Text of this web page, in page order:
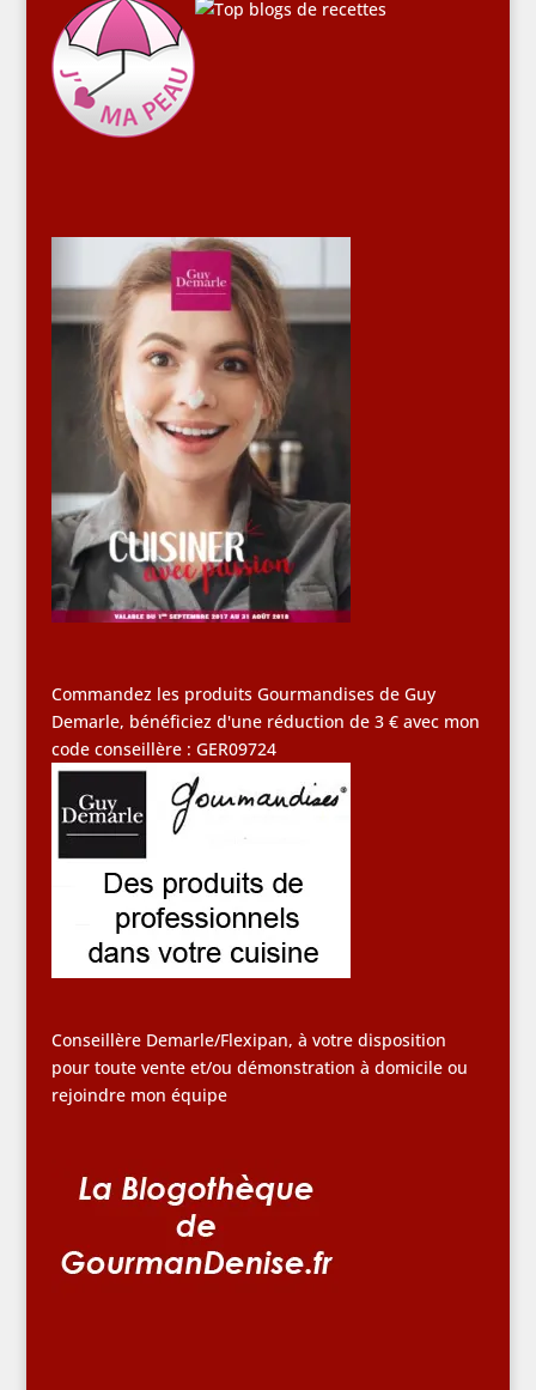
Commandez les produits Gourmandises de Guy
Demarle, bénéficiez d'une réduction de 3 € avec mon
code conseillère : GER09724
Conseillère Demarle/Flexipan, à votre disposition
pour toute vente et/ou démonstration à domicile ou
rejoindre mon équipe